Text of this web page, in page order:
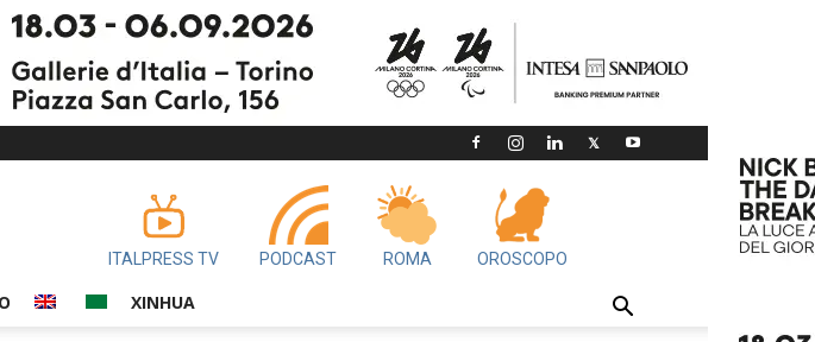
ITALPRESS TV PODCAST ROMA OROSCOPO
XINHUA